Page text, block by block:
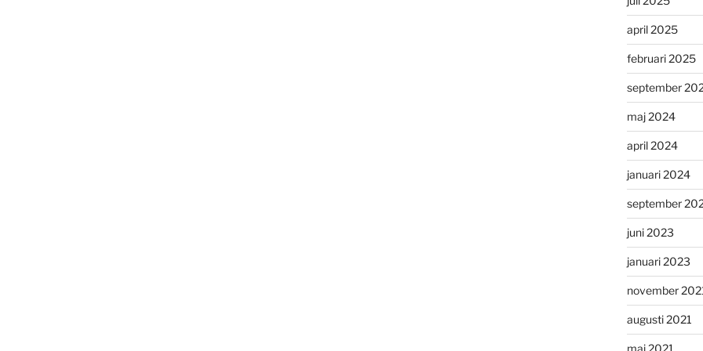
april 2025
februari 2025
september
maj 2024
april 2024
januari 2024
september
juni 2023
januari 2023
november
augusti 2021